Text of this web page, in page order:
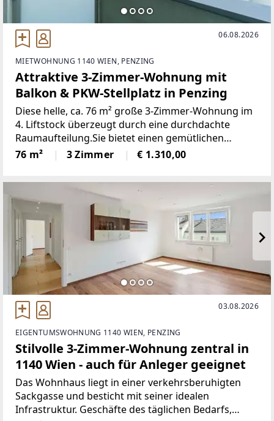
06.08.2026
MIETWOHNUNG 1140 WIEN, PENZING
Attraktive 3-Zimmer-Wohnung mit
Balkon & PKW-Stellplatz in Penzing
Diese helle, ca. 76 m² große 3-Zimmer-Wohnung im
4. Liftstock überzeugt durch eine durchdachte
Raumaufteilung.Sie bietet einen gemütlichen
Wohnbereich mit direktem Zugang zu einem
sonnigen Balkon sowie eine voll ausgestattete
76 m² 3 Zimmer € 1.310,00
03.08.2026
EIGENTUMSWOHNUNG 1140 WIEN, PENZING
Stilvolle 3-Zimmer-Wohnung zentral in
1140 Wien - auch für Anleger geeignet
Das Wohnhaus liegt in einer verkehrsberuhigten
Sackgasse und besticht mit seiner idealen
Infrastruktur. Geschäfte des täglichen Bedarfs,